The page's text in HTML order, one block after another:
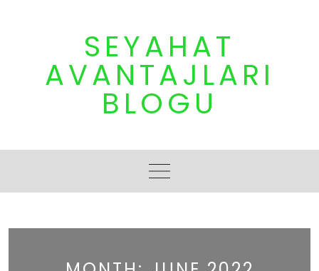
SEYAHAT
AVANTAJLARI
BLOGU